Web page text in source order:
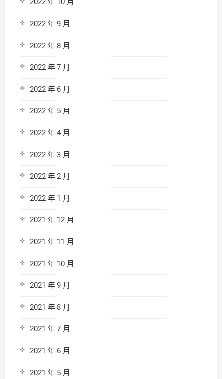
2022 年 10 月
2022 年 9 月
2022 年 8 月
2022 年 7 月
2022 年 6 月
2022 年 5 月
2022 年 4 月
2022 年 3 月
2022 年 2 月
2022 年 1 月
2021 年 12 月
2021 年 11 月
2021 年 10 月
2021 年 9 月
2021 年 8 月
2021 年 7 月
2021 年 6 月
2021 年 5 月